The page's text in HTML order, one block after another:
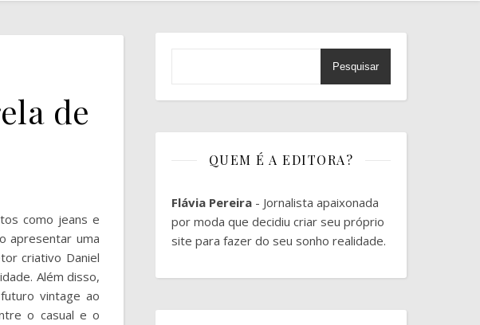
de
como jeans e
apresentar uma
criativo Daniel
Além disso,
vintage ao
o casual e o
Pesquisar
QUEM É A EDITORA?
Flávia Pereira - Jornalista apaixonada
por moda que decidiu criar seu próprio
site para fazer do seu sonho realidade.